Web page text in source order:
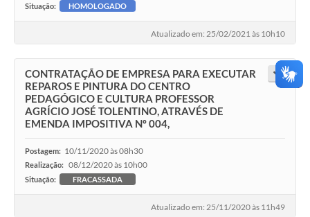
Situação: HOMOLOGADO
Atualizado em: 25/02/2021 às 10h10
CONTRATAÇÃO DE EMPRESA PARA EXECUTAR
REPAROS E PINTURA DO CENTRO
PEDAGÓGICO E CULTURA PROFESSOR
AGRÍCIO JOSÉ TOLENTINO, ATRAVÉS DE
EMENDA IMPOSITIVA Nº 004,
Postagem: 10/11/2020 às 08h30
Realização: 08/12/2020 às 10h00
Situação: FRACASSADA
Atualizado em: 25/11/2020 às 11h49